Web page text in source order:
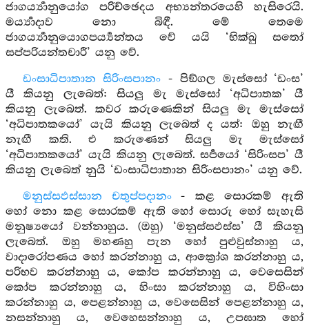
ජාගර්‍ය්‍යානුයෝග පරිච්ඡෙදය අභ්‍යන්තරයෙහි හැසිරෙයි.
මර්‍ය්‍යාදාව නො බිඳී. මේ තෙමෙ
ජාගර්‍ය්‍යානුයොගපර්‍ය්‍යන්තය වේ යයි ‘භික්ඛු සතෝ
සප්පරියන්තචාරී’ යනු වේ.
ඩංසාධිපාතාන සිරිංසපානං - පිඞ්ගල මැස්සෝ ‘ඩංස’
යී කියනු ලැබෙත්: සියලු මැ මැස්සෝ ‘අධිපාතක’ යී
කියනු ලැබෙත්. කවර කරුණෙකින් සියලු මැ මැස්සෝ
‘අධිපාතකයෝ’ යැයි කියනු ලැබෙත් ද යත්: ඔහු නැඟී
නැඟී කති. එ කරුණෙන් සියලු මැ මැස්සෝ
‘අධිපාතකයෝ’ යැයි කියනු ලැබෙත්. සර්‍පයෝ ‘සිරිංසප’ යී
කියනු ලැබෙත් නුයි ‘ඩංසාධිපාතාන සිරිංසපානං’ යනු වේ.
මනුස්සඵස්සාන චතුප්පදානං- කළ සොරකම් ඇති
හෝ නො කළ සොරකම් ඇති හෝ සොරු හෝ සැහැසි
මනුෂ්‍යයෝ වන්නාහුය. (ඔහු) ‘මනුස්සඵස්ස’ යී කියනු
ලැබෙත්. ඔහු මහණහු පැන හෝ පුළුවුස්නාහු ය,
වාදාරෝපණය හෝ කරන්නාහු ය, ආක්‍රෝශ කරන්නාහු ය,
පරිභව කරන්නාහු ය, කෝප කරන්නාහු ය, වෙසෙසින්
කෝප කරන්නාහු ය, හිංසා කරන්නාහු ය, විහිංසා
කරන්නාහු ය, පෙළන්නාහු ය, වෙසෙසින් පෙළන්නාහු ය,
නසන්නාහු ය, වෙහෙසන්නාහු ය, උපඝාත හෝ